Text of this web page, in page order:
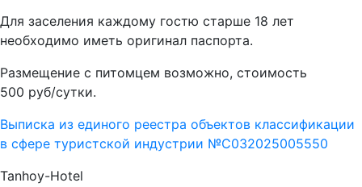
Для заселения каждому гостю старше 18 лет
необходимо иметь оригинал паспорта.
Размещение с питомцем возможно, стоимость
500 руб/сутки.
Выписка из единого реестра объектов классификации
в сфере туристской индустрии №С032025005550
Tanhoy-Hotel